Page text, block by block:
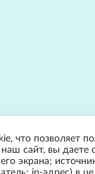
что позволяет
сайт, вы
экрана;